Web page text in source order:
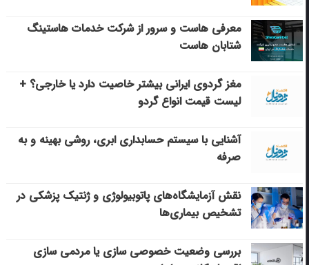
معرفی هاست و سرور از شرکت خدمات هاستینگ
شتابان هاست
مغز گردوی ایرانی بیشتر خاصیت دارد یا خارجی؟ +
لیست قیمت انواع گردو
آشنایی با سیستم حسابداری ابری، روشی بهینه و به
صرفه
نقش آزمایشگاه‌های پاتوبیولوژی و ژنتیک پزشکی در
تشخیص بیماری‌ها
بررسی وضعیت خصوصی سازی یا مردمی سازی